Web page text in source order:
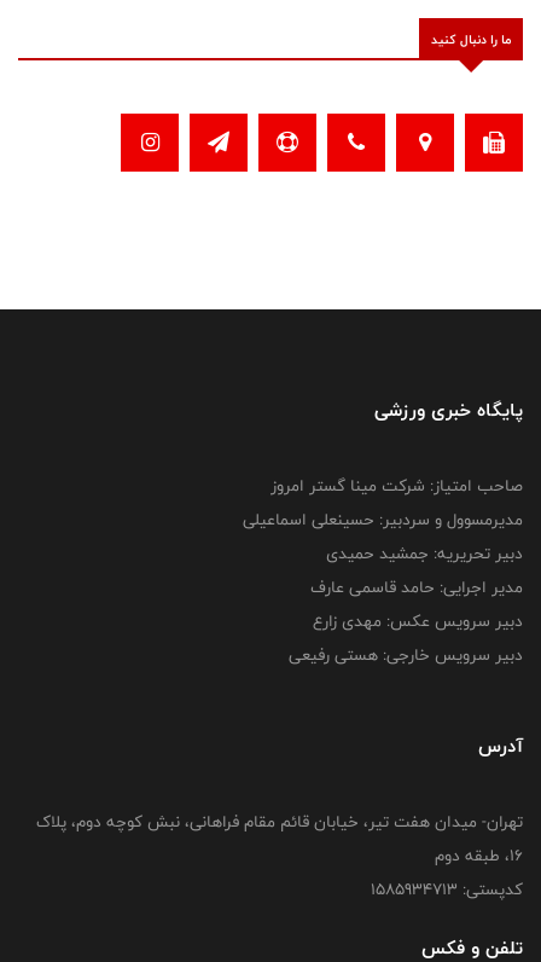
ما را دنبال کنید
پایگاه خبری ورزشی
صاحب امتیاز: شرکت مینا گستر امروز
مدیرمسوول و سردبیر: حسینعلی اسماعیلی
دبیر تحریریه: جمشید حمیدی
مدیر اجرایی: حامد قاسمی عارف
دبیر سرویس عکس: مهدی زارع
دبیر سرویس خارجی: هستی رفیعی
آدرس
تهران- میدان هفت تیر، خیابان قائم مقام فراهانی، نبش کوچه دوم، پلاک
16، طبقه دوم
کدپستی: 1585934713
تلفن و فکس